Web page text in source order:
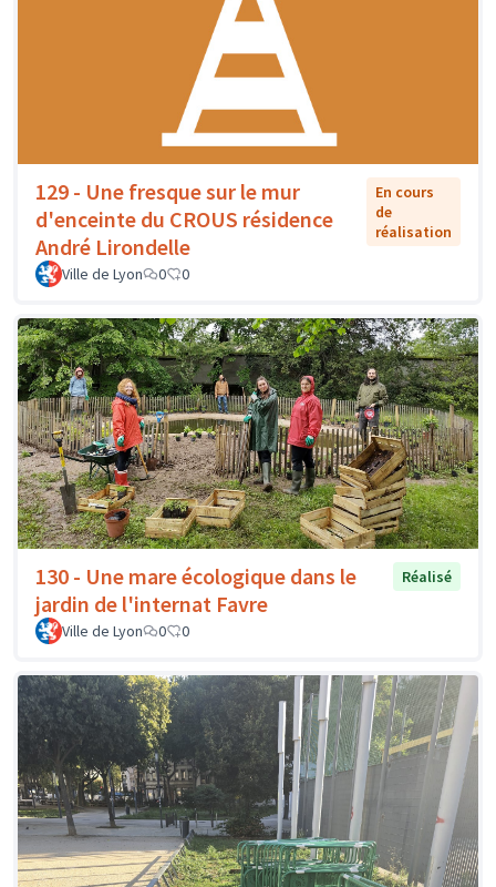
129 - Une fresque sur le mur
d'enceinte du CROUS résidence
André Lirondelle
En cours
de
réalisation
Ville de Lyon 0 0
130 - Une mare écologique dans le
jardin de l'internat Favre
Réalisé
Ville de Lyon 0 0